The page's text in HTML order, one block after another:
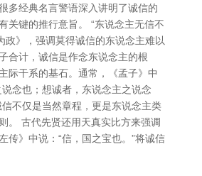
多经典名言警语深入讲明了诚信的
关键的推行意旨。 “东说念主无信不
政》，强调莫得诚信的东说念主难以
合计，诚信是作念东说念主的根
际干系的基石。通常，《孟子》中
念也；想诚者，东说念主之说念
不仅是当然章程，更是东说念主类
。 古代先贤还用天真实比方来强调
传》中说：“信，国之宝也。”将诚信